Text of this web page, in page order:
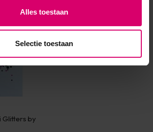
Alles toestaan
Selectie toestaan
Glitters by